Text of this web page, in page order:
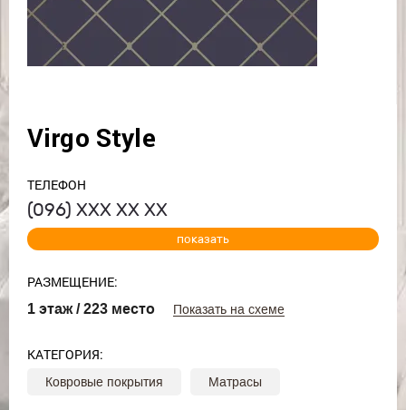
Virgo Style
ТЕЛЕФОН
(096) ХХХ ХХ ХХ
показать
РАЗМЕЩЕНИЕ:
1 этаж / 223 место Показать на схеме
КАТЕГОРИЯ:
Ковровые покрытия Матрасы